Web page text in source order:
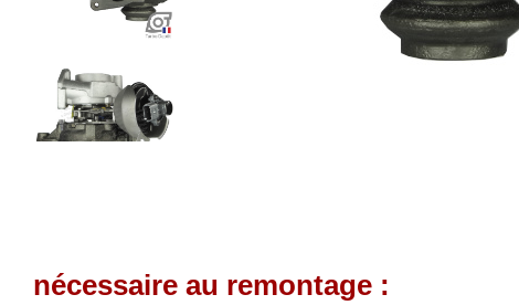
nécessaire au remontage :